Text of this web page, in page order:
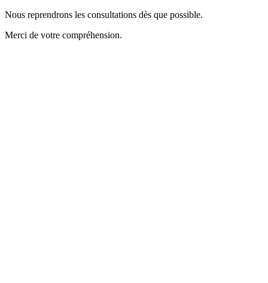
Nous reprendrons les consultations dès que possible.
Merci de votre compréhension.